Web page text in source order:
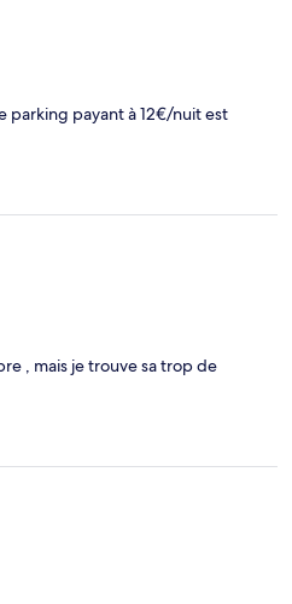
parking payant à 12€/nuit est
, mais je trouve sa trop de